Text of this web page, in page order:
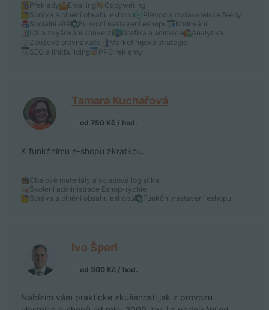
Překlady Emailing
Copywriting
Správa a plnění obsahu eshopu
Převod a dodavatelské feedy
Sociální sítě
Funkční nastavení eshopu
Kódování
UX a zvyšování konverzí
Grafika a animace
Analytika
Zbožové srovnávače
Marketingová strategie
SEO a linkbuilding
PPC reklamy
Tamara Kuchařová
od 750 Kč / hod.
K funkčnímu e-shopu zkratkou.
Obalové materiály a skladová logistika
Školení administrace Eshop-rychle
Správa a plnění obsahu eshopu
Funkční nastavení eshopu
Ivo Šperl
od 300 Kč / hod.
Nabízím vám praktické zkušenosti jak z provozu